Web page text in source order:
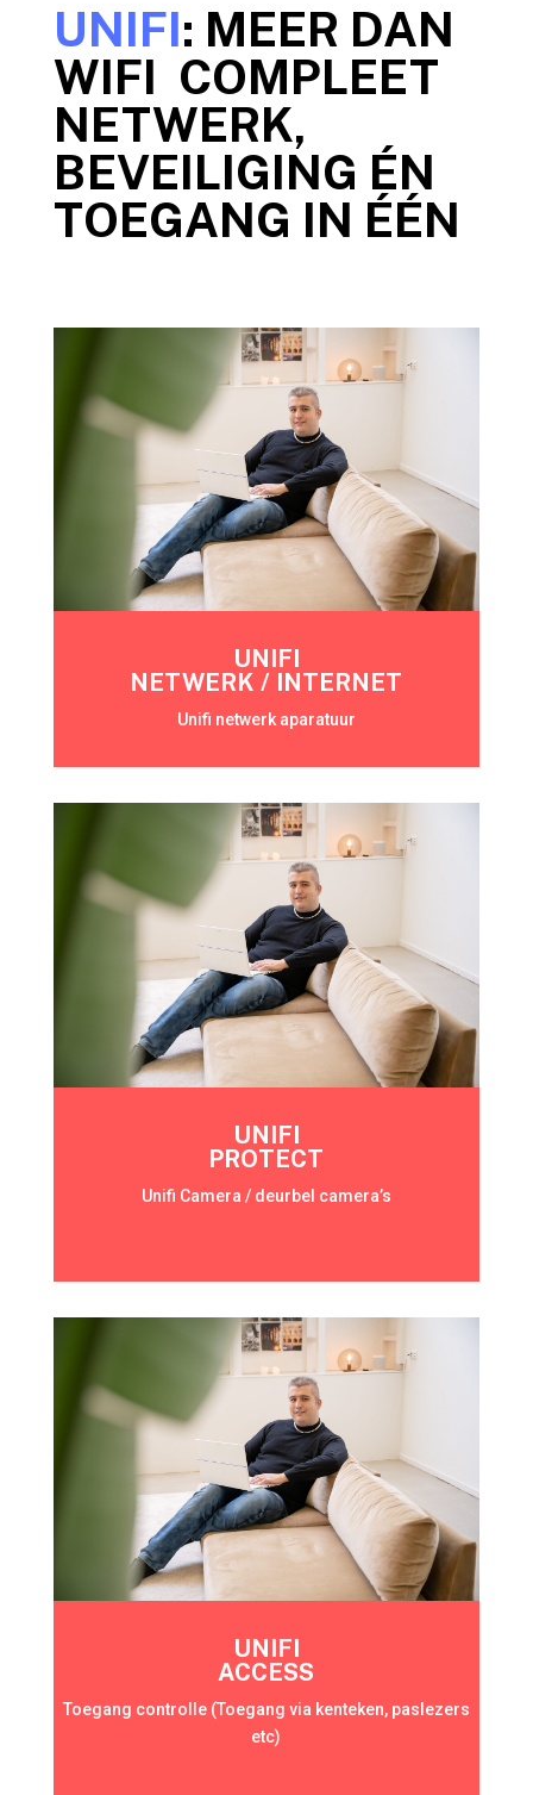
UNIFI: MEER DAN
WIFI COMPLEET
NETWERK,
BEVEILIGING ÉN
TOEGANG IN ÉÉN
UNIFI
NETWERK / INTERNET
Unifi netwerk aparatuur
UNIFI
PROTECT
Unifi Camera / deurbel camera’s
UNIFI
ACCESS
Toegang controlle (Toegang via kenteken, paslezers
etc)